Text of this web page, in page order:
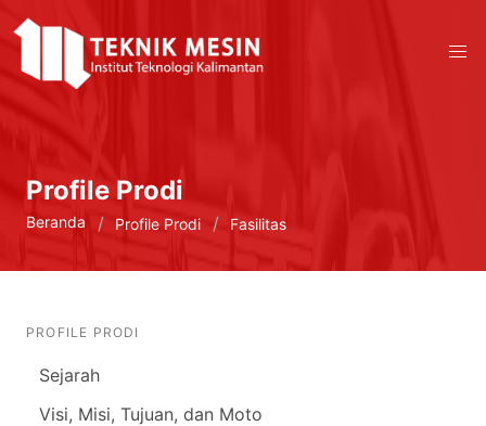
Profile Prodi
Beranda Profile Prodi Fasilitas
PROFILE PRODI
Sejarah
Visi, Misi, Tujuan, dan Moto